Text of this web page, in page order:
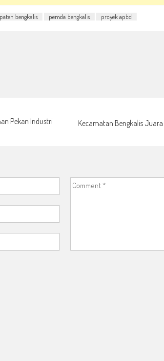
bengkalis pemda bengkalis proyek apbd
Pekan Industri Kecamatan Bengkalis